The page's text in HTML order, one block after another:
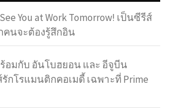
You at Work Tomorrow! เป็นซีรีส์
นจะต้องรู้สึกอิน
อมกับ อันโบฮยอน และ อีจูบีน
รักโรแมนติกคอเมดี้ เฉพาะที่ Prime